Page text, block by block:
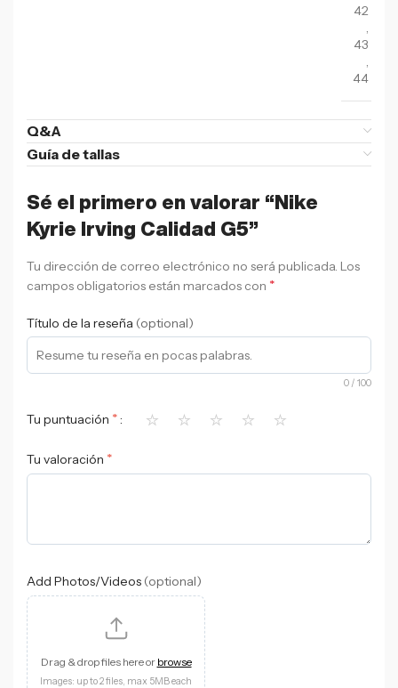
42
43
44
Q&A
Guía de tallas
Sé el primero en valorar “Nike
Kyrie Irving Calidad G5”
Tu dirección de correo electrónico no será publicada. Los
campos obligatorios están marcados con *
Título de la reseña (optional)
0 / 100
Tu puntuación * ⭐ ⭐ ⭐ ⭐ ⭐
Tu valoración *
Add Photos/Videos (optional)
Drag & drop files here or browse
Images: up to 2 files, max 5MB each